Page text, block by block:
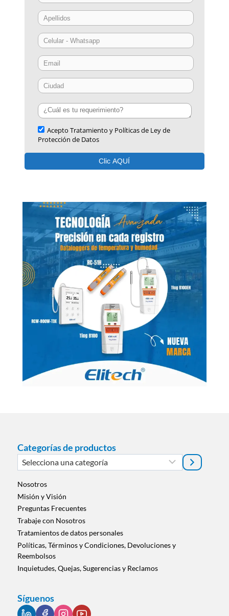
Categorías de productos
Selecciona
una
categoría
Nosotros
Misión y Visión
Preguntas Frecuentes
Trabaje con Nosotros
Tratamientos de datos personales
Políticas, Términos y Condiciones, Devoluciones y
Reembolsos
Inquietudes, Quejas, Sugerencias y Reclamos
Síguenos